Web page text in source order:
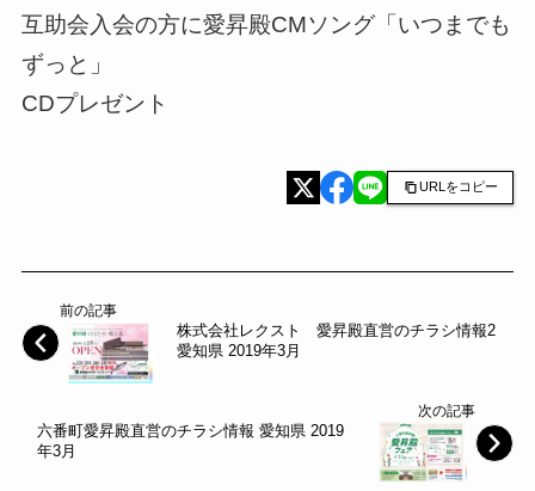
互助会入会の方に愛昇殿CMソング「いつまでも
ずっと」
CDプレゼント
URLをコピー
前の記事
株式会社レクスト 愛昇殿直営のチラシ情報2
愛知県 2019年3月
次の記事
六番町愛昇殿直営のチラシ情報 愛知県 2019
年3月